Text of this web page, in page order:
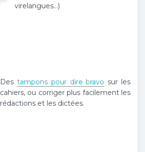
virelangues…)
Des tampons pour dire bravo sur les
cahiers, ou corriger plus facilement les
rédactions et les dictées.